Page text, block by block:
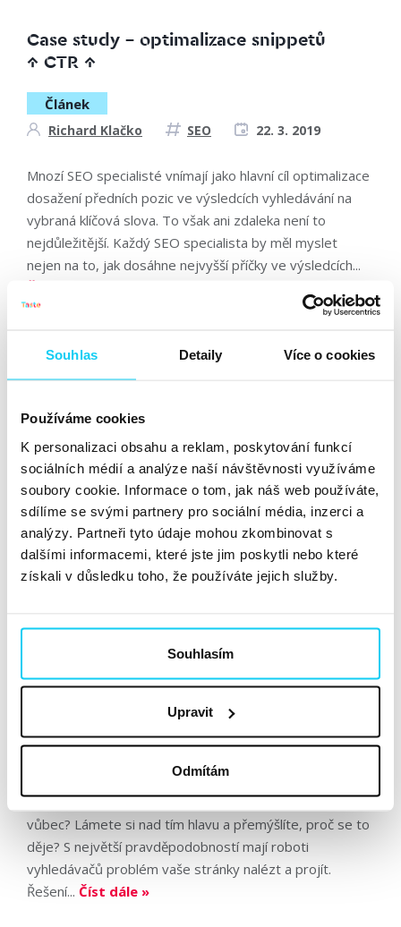
Souhlas Detaily Více o cookies
Používáme cookies
K personalizaci obsahu a reklam, poskytování funkcí
sociálních médií a analýze naší návštěvnosti využíváme
soubory cookie. Informace o tom, jak náš web používáte,
sdílíme se svými partnery pro sociální média, inzerci a
analýzy. Partneři tyto údaje mohou zkombinovat s
dalšími informacemi, které jste jim poskytli nebo které
získali v důsledku toho, že používáte jejich služby.
Souhlasím
Upravit
Odmítám
Case study – optimalizace snippetů
↑ CTR ↑
Článek
Richard Klačko SEO 22. 3. 2019
Mnozí SEO specialisté vnímají jako hlavní cíl optimalizace
dosažení předních pozic ve výsledcích vyhledávání na
vybraná klíčová slova. To však ani zdaleka není to
nejdůležitější. Každý SEO specialista by měl myslet
nejen na to, jak dosáhne nejvyšší příčky ve výsledcích...
Co je AMP a jak může pomoci
vašemu webu?
Článek
David Brenner SEO 22. 3. 2019
Na ikonku blesku s nápisem AMP už si možná někteří z
vás ve výsledcích mobilního vyhledávání Google zvykli.
Po kliknutí na takto označený výsledek vyhledávání se
webová stránka zpravidla načte v řádech desetin
sekund a uživatel na mobilu tak nemusí...Číst dále »
Sitemap.xml – kompletní návod, jak
Richard Klačko SEO 22. 3. 2019
Potýkáte se s problémem, že vaše stránky ve
výsledcích vyhledávání nejsou aktuální, nebo tam nejsou
vůbec? Lámete si nad tím hlavu a přemýšlíte, proč se to
děje? S největší pravděpodobností mají roboti
vyhledávačů problém vaše stránky nalézt a projít.
Řešení... Číst dále »